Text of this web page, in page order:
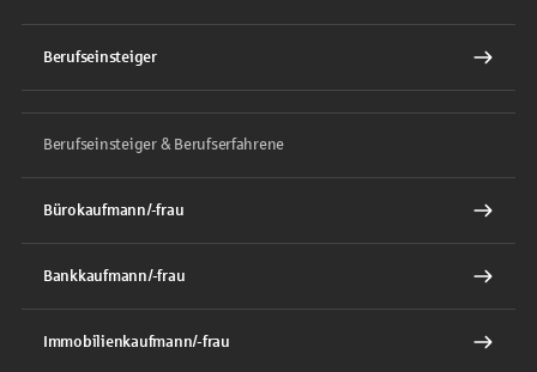
Berufseinsteiger
Berufseinsteiger & Berufserfahrene
Bürokaufmann/-frau
Bankkaufmann/-frau
Immobilienkaufmann/-frau